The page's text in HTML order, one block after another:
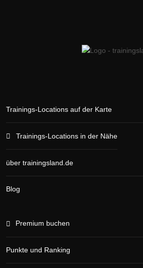
Trainings-Locations auf der Karte
Trainings-Locations in der Nähe
über trainingsland.de
Blog
Premium buchen
Punkte und Ranking